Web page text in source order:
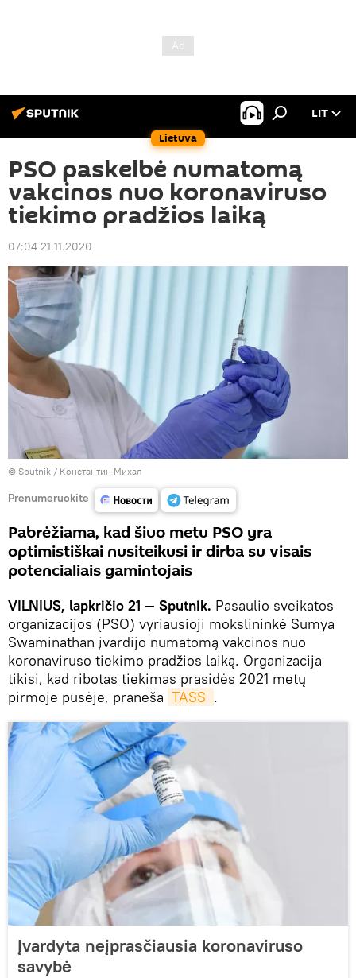
Lietuva
LIT
PSO paskelbė numatomą
vakcinos nuo koronaviruso
tiekimo pradžios laiką
07:04 21.11.2020
© Sputnik / Константин Михал
Prenumeruokite
Pabrėžiama, kad šiuo metu PSO yra
optimistiškai nusiteikusi ir dirba su visais
potencialiais gamintojais
VILNIUS, lapkričio 21 — Sputnik. Pasaulio sveikatos
organizacijos (PSO) vyriausioji mokslininkė Sumya
Swaminathan įvardijo numatomą vakcinos nuo
koronaviruso tiekimo pradžios laiką. Organizacija
tikisi, kad ribotas tiekimas prasidės 2021 metų
pirmoje pusėje, praneša TASS .
Įvardyta neįprasčiausia koronaviruso
savybė